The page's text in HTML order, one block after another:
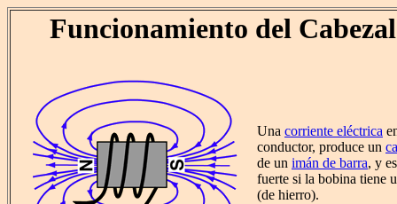
Funcionamiento del
Una corriente eléctrica
conductor, produce un
de un imán de barra, y
fuerte si la bobina tiene
(de hierro).